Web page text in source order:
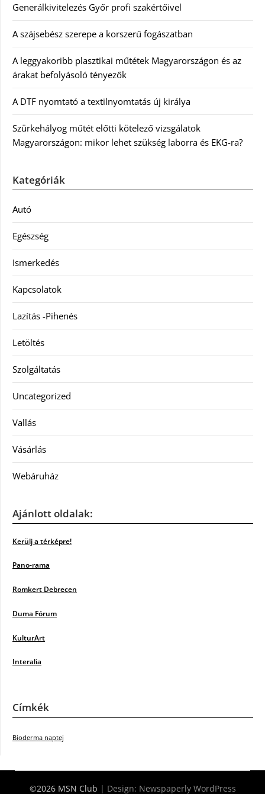
Generálkivitelezés Győr profi szakértőivel
A szájsebész szerepe a korszerű fogászatban
A leggyakoribb plasztikai műtétek Magyarországon és az
árakat befolyásoló tényezők
A DTF nyomtató a textilnyomtatás új királya
Szürkehályog műtét előtti kötelező vizsgálatok
Magyarországon: mikor lehet szükség laborra és EKG-ra?
Kategóriák
Autó
Egészség
Ismerkedés
Kapcsolatok
Lazítás -Pihenés
Letöltés
Szolgáltatás
Uncategorized
Vallás
Vásárlás
Webáruház
Ajánlott oldalak:
Kerülj a térképre!
Pano-rama
Romkert Debrecen
Duma Fórum
KulturArt
Interalia
Címkék
Bioderma naptej
©2026 MSN Club | Design: Newspaperly WordPress